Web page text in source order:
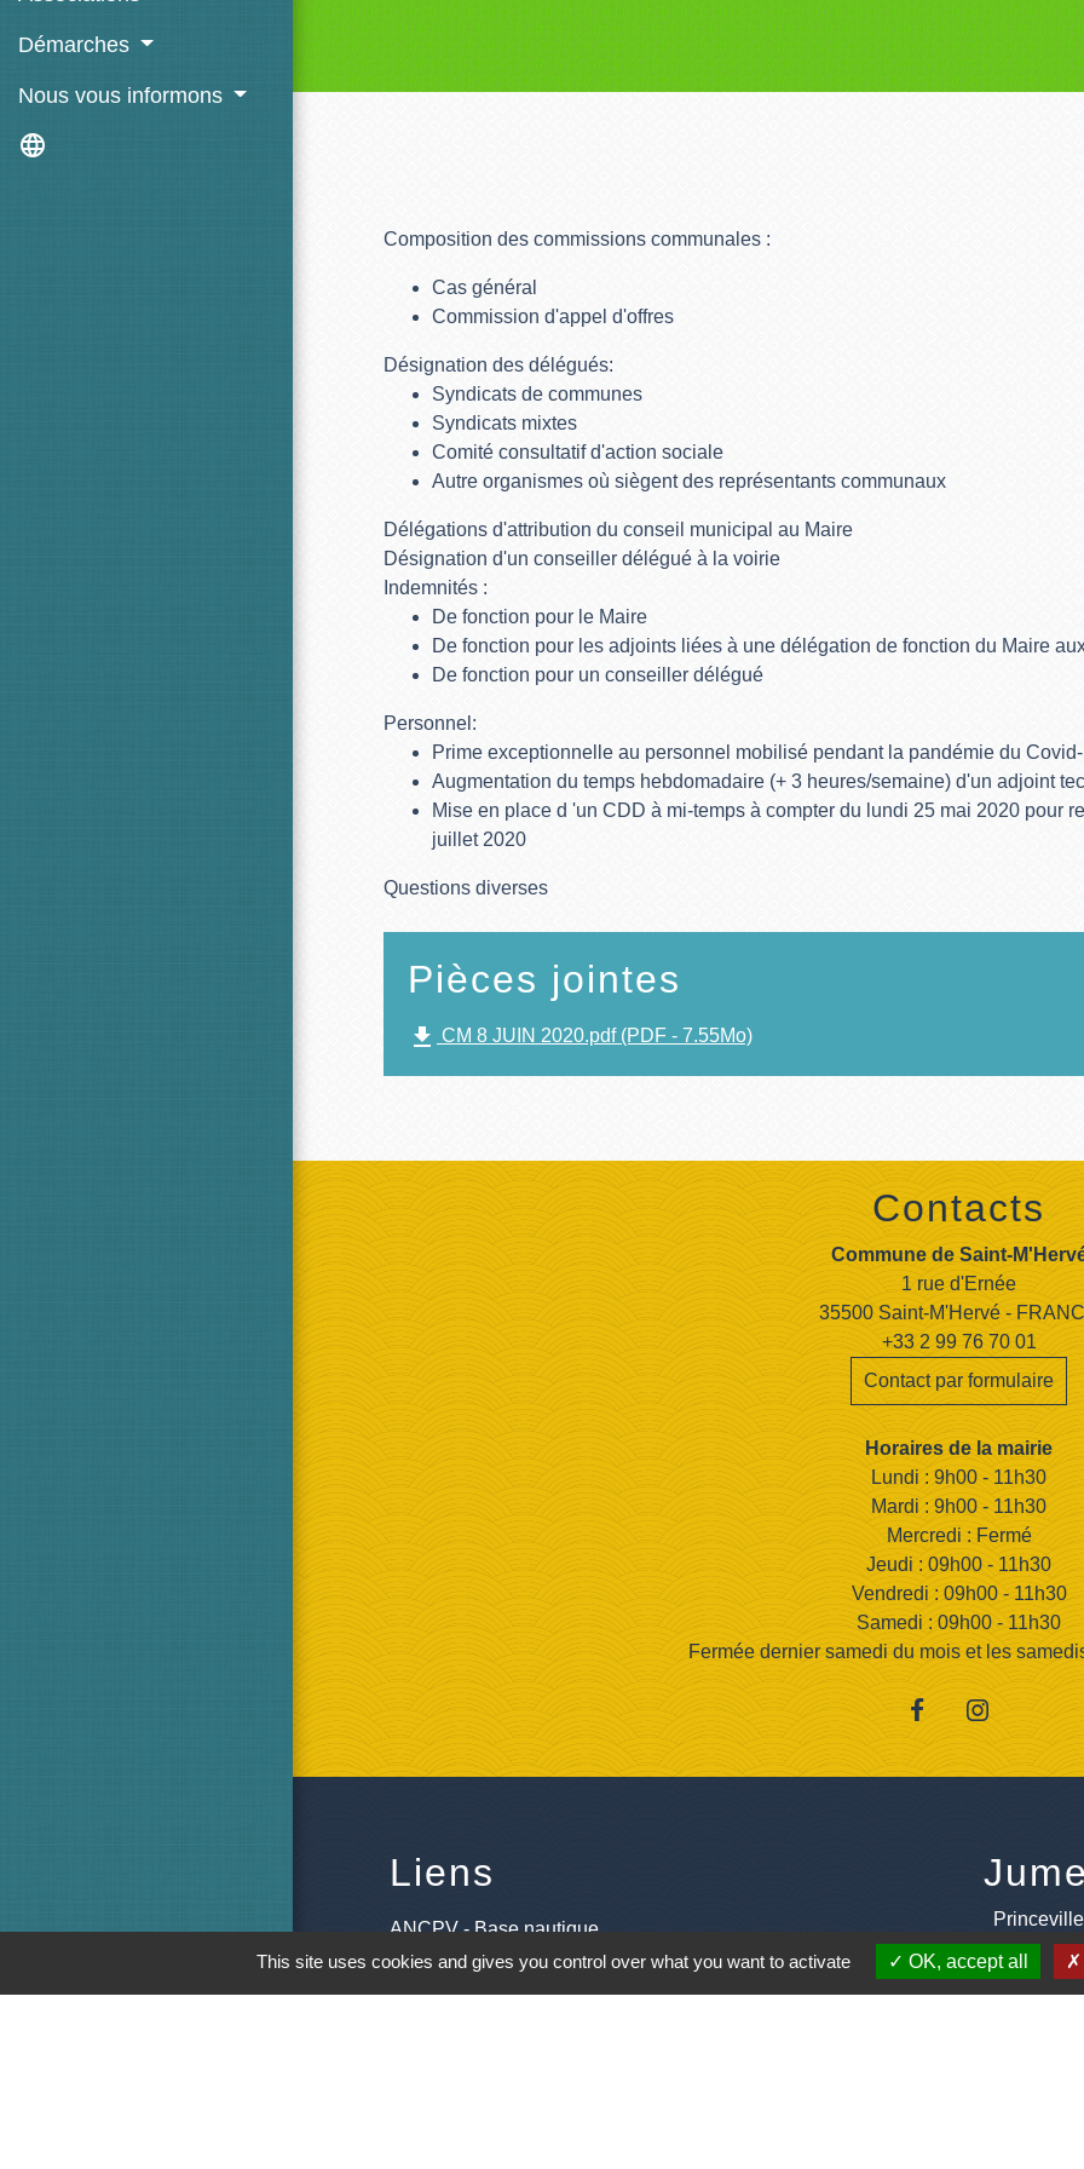
Démarches
Nous vous informons
language
Composition des commissions communales :
Cas général
Commission d'appel d'offres
Désignation des délégués:
Syndicats de communes
Syndicats mixtes
Comité consultatif d'action sociale
Autre organismes où siègent des représentants communaux
Délégations d'attribution du conseil municipal au Maire
Désignation d'un conseiller délégué à la voirie
Indemnités :
De fonction pour le Maire
De fonction pour les adjoints liées à une délégation de fonction du Maire
De fonction pour un conseiller délégué
Personnel:
Prime exceptionnelle au personnel mobilisé pendant la pandémie du
Augmentation du temps hebdomadaire (+ 3 heures/semaine) d'un adjoint
Mise en place d 'un CDD à mi-temps à compter du lundi 25 mai 2020 pour
juillet 2020
Questions diverses
Pièces jointes
file_download CM 8 JUIN 2020.pdf (PDF - 7.55Mo)
Contacts
Commune de Saint-
1 rue d'Ernée
35500 Saint-M'Hervé -
+33 2 99 76 70 01
Contact par formulaire
Horaires de la mairie
Lundi : 9h00 - 11h30
Mardi : 9h00 - 11h30
Mercredi : Fermé
Jeudi : 09h00 - 11h30
Vendredi : 09h00 - 11h30
Samedi : 09h00 - 11h30
Fermée dernier samedi du mois et les
Liens
ANCPV - Base nautique
Les assistantes maternelles
This site uses cookies and gives you control over what you want to activate OK, accept all